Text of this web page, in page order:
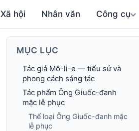
Xã hội Nhân văn Công cụ
MỤC LỤC
Tác giả Mô-li-e — tiểu sử và
phong cách sáng tác
Tác phẩm Ông Giuốc-đanh
mặc lễ phục
Thể loại Ông Giuốc-đanh mặc
lễ phục